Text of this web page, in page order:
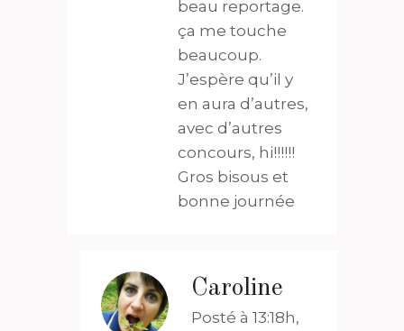
beau reportage.
ça me touche
beaucoup.
J’espère qu’il y
en aura d’autres,
avec d’autres
concours, hi!!!!!!
Gros bisous et
bonne journée
Caroline
Posté à 13:18h,